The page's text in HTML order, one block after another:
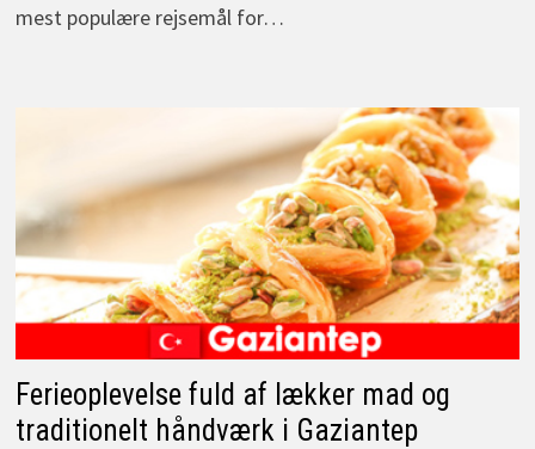
mest populære rejsemål for…
Ferieoplevelse fuld af lækker mad og
traditionelt håndværk i Gaziantep